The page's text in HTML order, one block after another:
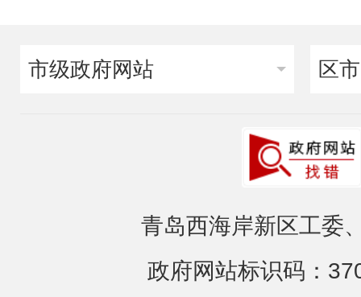
市级政府网站 区
青岛西海岸新区工委
政府网站标识码：